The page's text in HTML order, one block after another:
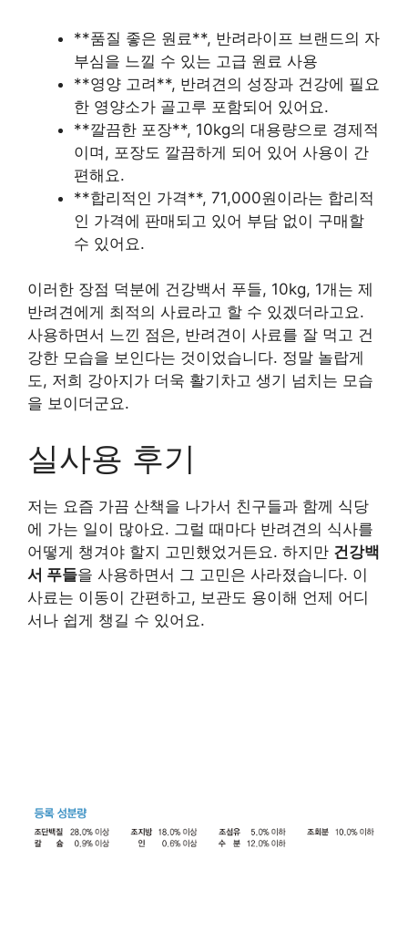
**품질 좋은 원료**, 반려라이프 브랜드의 자
부심을 느낄 수 있는 고급 원료 사용
**영양 고려**, 반려견의 성장과 건강에 필요
한 영양소가 골고루 포함되어 있어요.
**깔끔한 포장**, 10kg의 대용량으로 경제적
이며, 포장도 깔끔하게 되어 있어 사용이 간
편해요.
**합리적인 가격**, 71,000원이라는 합리적
인 가격에 판매되고 있어 부담 없이 구매할
수 있어요.
이러한 장점 덕분에 건강백서 푸들, 10kg, 1개는 제
반려견에게 최적의 사료라고 할 수 있겠더라고요.
사용하면서 느낀 점은, 반려견이 사료를 잘 먹고 건
강한 모습을 보인다는 것이었습니다. 정말 놀랍게
도, 저희 강아지가 더욱 활기차고 생기 넘치는 모습
을 보이더군요.
실사용 후기
저는 요즘 가끔 산책을 나가서 친구들과 함께 식당
에 가는 일이 많아요. 그럴 때마다 반려견의 식사를
어떻게 챙겨야 할지 고민했었거든요. 하지만 건강백
서 푸들을 사용하면서 그 고민은 사라졌습니다. 이
사료는 이동이 간편하고, 보관도 용이해 언제 어디
서나 쉽게 챙길 수 있어요.